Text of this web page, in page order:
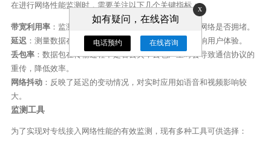
在进行网络性能监测时，需要关注以下几个关键指标：
带宽利用率：监测当前网络带宽的使用情况，可以了解网络是否拥堵。
延迟 ：测量数据在网络中传输的延迟，延迟过高可能影响用户体验。
丢包率：数据包在传输过程中是否丢失，丢包严重时会导致通信协议的
重传，降低效率。
网络抖动：反映了延迟的变动情况，对实时应用如语音和视频影响较
大。
监测工具
为了实现对专线接入 网络性能的有效监测，现有多种工具可供选择：
x
如有疑问，在线咨询
电话预约 在线咨询